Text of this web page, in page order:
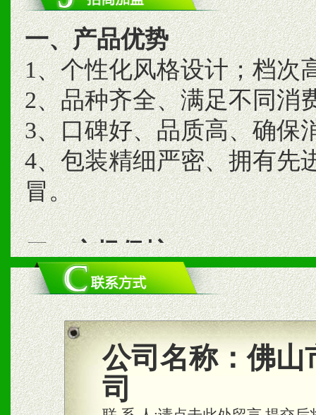
一、产品优势
1、个性化风格设计；档次
2、品种齐全、满足不同消
3、口碑好、品质高、确保
4、包装精细严密、拥有先
冒。
二、市场保护
1、统一市场价格；建立全
商利润。
2、区域独家经营；建立区
合作关系。公司名称：佛山
司